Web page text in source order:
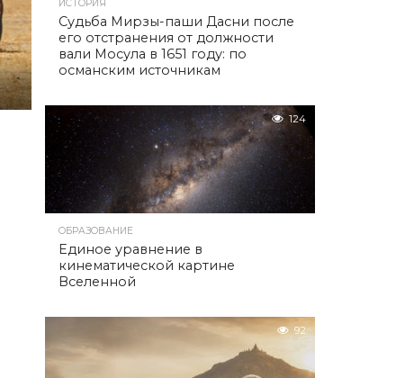
ИСТОРИЯ
Судьба Мирзы-паши Дасни после
его отстранения от должности
вали Мосула в 1651 году: по
османским источникам
124
ОБРАЗОВАНИЕ
Единое уравнение в
кинематической картине
Вселенной
92